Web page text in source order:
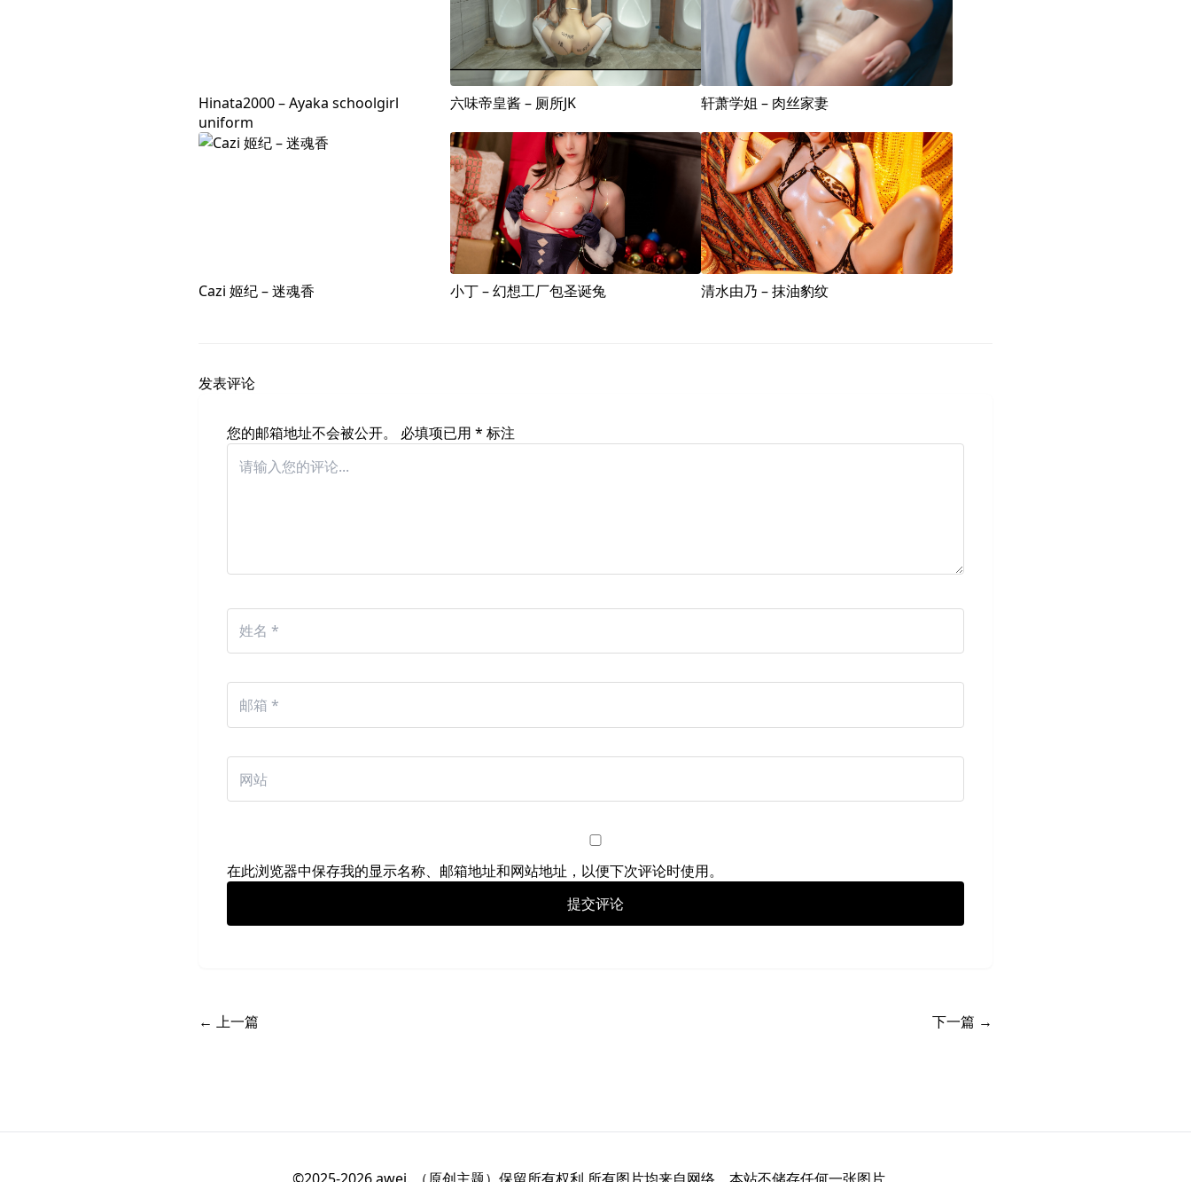
Hinata2000 – Ayaka schoolgirl
uniform
六味帝皇酱 – 厕所JK 轩萧学姐 – 肉丝家妻
Cazi 姬纪 – 迷魂香 小丁 – 幻想工厂包圣诞兔 清水由乃 – 抹油豹纹
发表评论
您的邮箱地址不会被公开。 必填项已用 * 标注
在此浏览器中保存我的显示名称、邮箱地址和网站地址，以便下次评论时使用。
← 上一篇 下一篇 →